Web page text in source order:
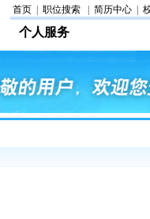
首页 职位搜索 简历中心
个人服务